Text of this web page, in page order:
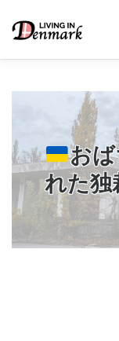
LIFE TIPS–
STUDY– 留
WORK– デン
お
れた独